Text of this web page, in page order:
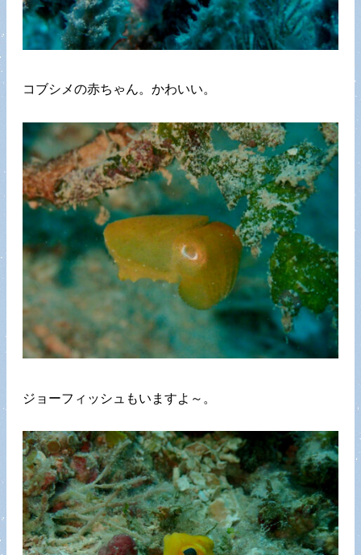
コブシメの赤ちゃん。かわいい。
ジョーフィッシュもいますよ～。